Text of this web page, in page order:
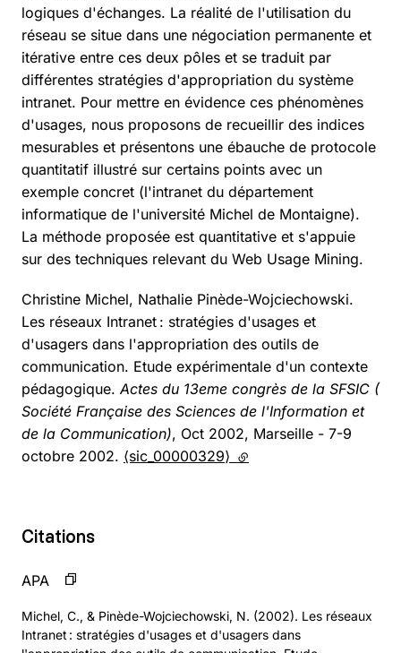
logiques d'échanges. La réalité de l'utilisation du
réseau se situe dans une négociation permanente et
itérative entre ces deux pôles et se traduit par
différentes stratégies d'appropriation du système
intranet. Pour mettre en évidence ces phénomènes
d'usages, nous proposons de recueillir des indices
mesurables et présentons une ébauche de protocole
quantitatif illustré sur certains points avec un
exemple concret (l'intranet du département
informatique de l'université Michel de Montaigne).
La méthode proposée est quantitative et s'appuie
sur des techniques relevant du Web Usage Mining.
Christine Michel, Nathalie Pinède-Wojciechowski.
Les réseaux Intranet : stratégies d'usages et
d'usagers dans l'appropriation des outils de
communication. Etude expérimentale d'un contexte
pédagogique.Actes du 13eme congrès de la SFSIC (
Société Française des Sciences de l'Information et
de la Communication), Oct 2002, Marseille - 7-9
octobre 2002. ⟨sic_00000329⟩ (lien externe)
Citations
APA
Michel, C., & Pinède-Wojciechowski, N. (2002). Les réseaux
Intranet : stratégies d'usages et d'usagers dans